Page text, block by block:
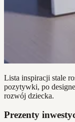
Lista inspiracji stale
pozytywki, po
rozwój dziecka.
Prezenty